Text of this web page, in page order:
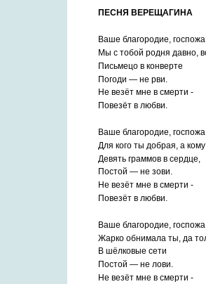
ПЕСНЯ ВЕРЕЩАГИНА
Ваше благородие,
Мы с тобой родня давно,
Письмецо в конверте
Погоди — не рви.
Не везёт мне в смерти -
Повезёт в любви.
Ваше благородие,
Для кого ты добрая, а
Девять граммов в сердце,
Постой — не зови.
Не везёт мне в смерти -
Повезёт в любви.
Ваше благородие,
Жарко обнимала ты, да
В шёлковые сети
Постой — не лови.
Не везёт мне в смерти -